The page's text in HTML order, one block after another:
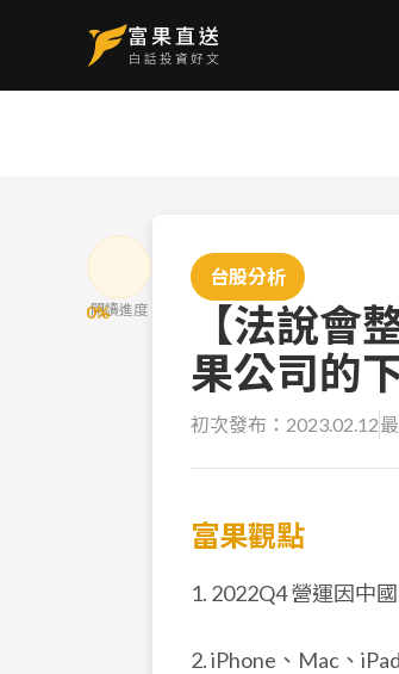
0%
閱讀進度
台股分析
【法說會
果公司的
初次發布： 2023.02.12
富果觀點
1. 2022Q4 營運因中
2. iPhone、Mac、